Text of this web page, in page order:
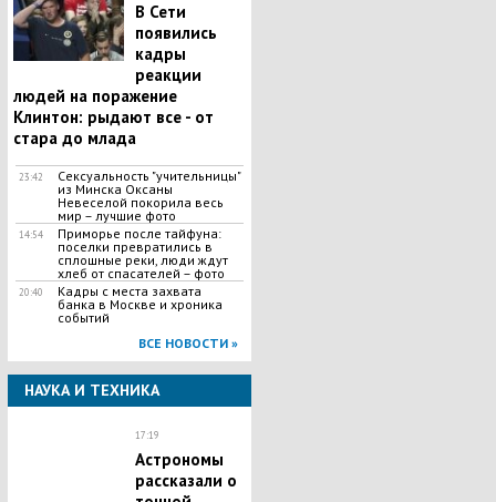
В Сети
появились
кадры
реакции
людей на поражение
Клинтон: рыдают все - от
стара до млада
23:42
Сексуальность "учительницы"
из Минска Оксаны
Невеселой покорила весь
мир – лучшие фото
14:54
Приморье после тайфуна:
поселки превратились в
сплошные реки, люди ждут
хлеб от спасателей – фото
20:40
Кадры с места захвата
банка в Москве и хроника
событий
ВСЕ НОВОСТИ »
НАУКА И ТЕХНИКА
17:19
Астрономы
рассказали о